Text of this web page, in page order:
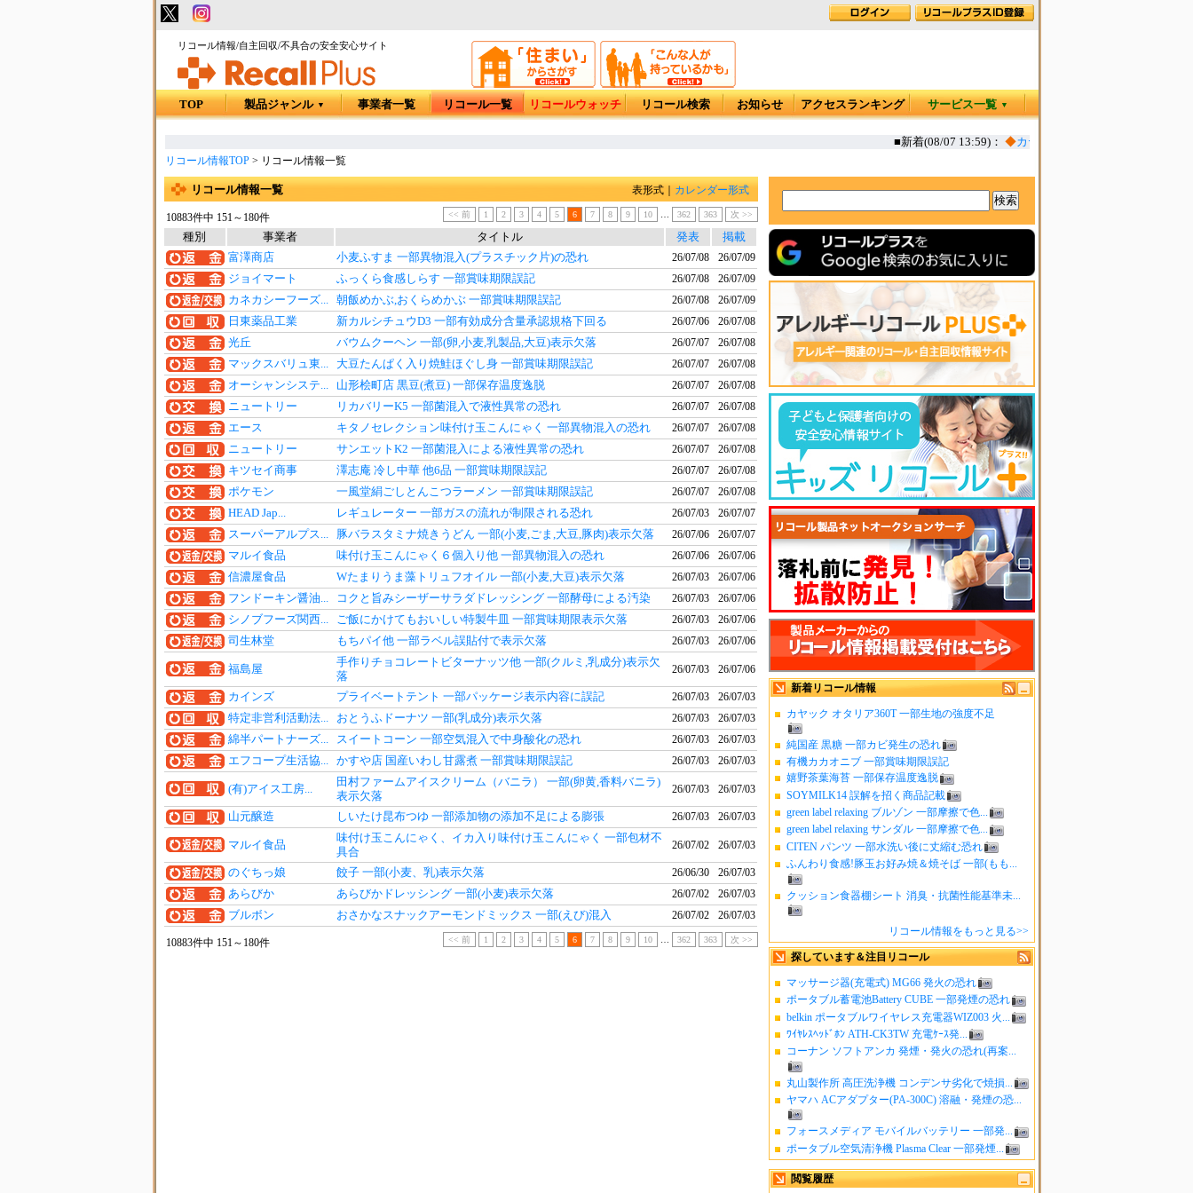
リコール情報/自主回収/不具合の安全安心サイト
TOP 製品ジャンル ▼ 事業者一覧 リコール一覧 リコールウォッチ リコール検索 お知らせ アクセスランキング サービス一覧 ▼
■新着(08/07 13:59)：◆カヤック オタリア360T 一部生地の
リコール情報TOP> リコール情報一覧
新着リコール情報
カヤック オタリア360T 一部生地の強度不足
純国産 黒糖 一部カビ発生の恐れ
有機カカオニブ 一部賞味期限誤記
嬉野茶葉海苔 一部保存温度逸脱
SOYMILK14 誤解を招く商品記載
green label relaxing ブルゾン 一部摩擦で色...
green label relaxing サンダル 一部摩擦で色...
CITEN パンツ 一部水洗い後に丈縮む恐れ
ふんわり食感!豚玉お好み焼＆焼そば 一部(もも...
クッション食器棚シート 消臭・抗菌性能基準未...
リコール情報をもっと見る>>
探しています＆注目リコール
マッサージ器(充電式) MG66 発火の恐れ
ポータブル蓄電池Battery CUBE 一部発煙の恐れ
belkin ポータブルワイヤレス充電器WIZ003 火...
ﾜｲﾔﾚｽﾍｯﾄﾞﾎﾝ ATH-CK3TW 充電ｹｰｽ発...
コーナン ソフトアンカ 発煙・発火の恐れ(再案...
丸山製作所 高圧洗浄機 コンデンサ劣化で焼損...
ヤマハ ACアダプター(PA-300C) 溶融・発煙の恐...
フォースメディア モバイルバッテリー 一部発...
ポータブル空気清浄機 Plasma Clear 一部発煙...
閲覧履歴
リコール情報一覧 表形式｜ カレンダー形式
10883件中 151～180件 << 前 1 2 3 4 5 6 7 8 9 10 362 363 次 >>
種別 事業者 タイトル 発表
掲載
富澤商店
小麦ふすま 一部異物混入(プラスチック片)の恐れ 26/07/08 26/07/09
ジョイマート ふっくら食感しらす 一部賞味期限誤記 26/07/08 26/07/09
カネカシーフーズ... 朝飯めかぶ,おくらめかぶ 一部賞味期限誤記 26/07/08 26/07/09
日東薬品工業 新カルシチュウD3 一部有効成分含量承認規格下回る 26/07/06 26/07/08
光丘 バウムクーヘン 一部(卵,小麦,乳製品,大豆)表示欠落 26/07/07 26/07/08
マックスバリュ東... 大豆たんぱく入り焼鮭ほぐし身 一部賞味期限誤記 26/07/07 26/07/08
オーシャンシステ... 山形桧町店 黒豆(煮豆) 一部保存温度逸脱 26/07/07 26/07/08
ニュートリー リカバリーK5 一部菌混入で液性異常の恐れ 26/07/07 26/07/08
エース キタノセレクション味付け玉こんにゃく 一部異物混入の恐れ 26/07/07 26/07/08
ニュートリー サンエットK2 一部菌混入による液性異常の恐れ 26/07/07 26/07/08
キツセイ商事 澤志庵 冷し中華 他6品 一部賞味期限誤記 26/07/07 26/07/08
ポケモン 一風堂絹ごしとんこつラーメン 一部賞味期限誤記 26/07/07 26/07/08
HEAD Jap... レギュレーター 一部ガスの流れが制限される恐れ 26/07/03 26/07/07
スーパーアルプス... 豚バラスタミナ焼きうどん 一部(小麦,ごま,大豆,豚肉)表示欠落 26/07/06 26/07/07
マルイ食品 味付け玉こんにゃく６個入り他 一部異物混入の恐れ 26/07/06 26/07/06
信濃屋食品 Wたまりうま藻トリュフオイル 一部(小麦,大豆)表示欠落 26/07/03 26/07/06
フンドーキン醤油... コクと旨みシーザーサラダドレッシング 一部酵母による汚染 26/07/03 26/07/06
シノブフーズ関西... ご飯にかけてもおいしい特製牛皿 一部賞味期限表示欠落 26/07/03 26/07/06
司生林堂 もちパイ他 一部ラベル誤貼付で表示欠落 26/07/03 26/07/06
福島屋
手作りチョコレートビターナッツ他 一部(クルミ,乳成分)表示欠
落
26/07/03 26/07/06
カインズ プライベートテント 一部パッケージ表示内容に誤記 26/07/03 26/07/03
特定非営利活動法... おとうふドーナツ 一部(乳成分)表示欠落 26/07/03 26/07/03
綿半パートナーズ... スイートコーン 一部空気混入で中身酸化の恐れ 26/07/03 26/07/03
エフコープ生活協... かすや店 国産いわし甘露煮 一部賞味期限誤記 26/07/03 26/07/03
(有)アイス工房...
田村ファームアイスクリーム（バニラ） 一部(卵黄,香料バニラ)
表示欠落
26/07/03 26/07/03
山元醸造 しいたけ昆布つゆ 一部添加物の添加不足による膨張 26/07/03 26/07/03
マルイ食品
味付け玉こんにゃく、イカ入り味付け玉こんにゃく 一部包材不
具合
26/07/02 26/07/03
のぐちっ娘 餃子 一部(小麦、乳)表示欠落 26/06/30 26/07/03
あらびか あらびかドレッシング 一部(小麦)表示欠落 26/07/02 26/07/03
ブルボン おさかなスナックアーモンドミックス 一部(えび)混入 26/07/02 26/07/03
10883件中 151～180件 << 前 1 2 3 4 5 6 7 8 9 10 362 363 次 >>